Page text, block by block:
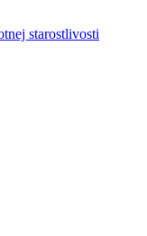
starostlivosti